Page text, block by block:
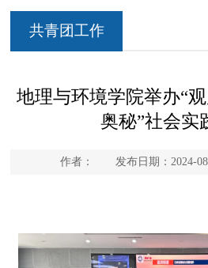
共青团工作
地理与环境学院举办“
奥秘”社会实
作者： 发布日期：2024-